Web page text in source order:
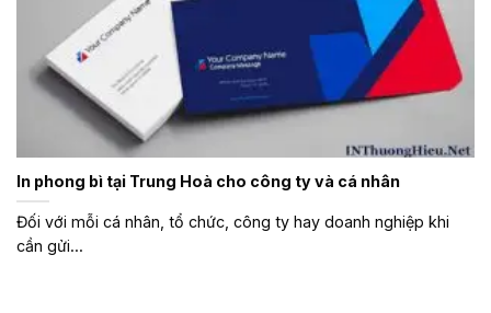
In phong bì tại Trung Hoà cho công ty và cá nhân
Đối với mỗi cá nhân, tổ chức, công ty hay doanh nghiệp khi
cần gửi...